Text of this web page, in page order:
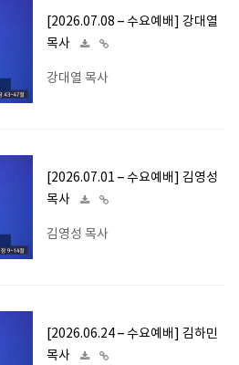
[2026.07.08 – 수요예배] 강대열
목사
강대열 목사
[2026.07.01 – 수요예배] 김영성
목사
김영성 목사
[2026.06.24 – 수요예배] 김하민
목사